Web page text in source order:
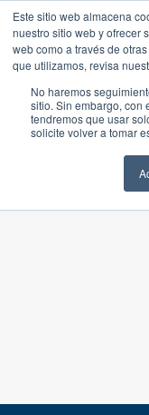
Este sitio web almacena
nuestro sitio web y ofrecer
web como a través de
que utilizamos, revisa
No haremos
sitio. Sin embargo, con
tendremos que usar
solicite volver a tomar